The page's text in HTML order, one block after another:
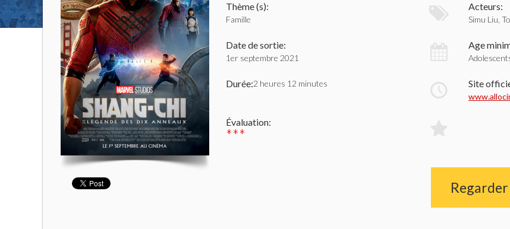
Thème (s):
Famille
Date de sortie:
1er septembre 2021
Durée:2 heures 12 minutes
Évaluation:
***
Acteurs:
Simu Liu,
Age
Site